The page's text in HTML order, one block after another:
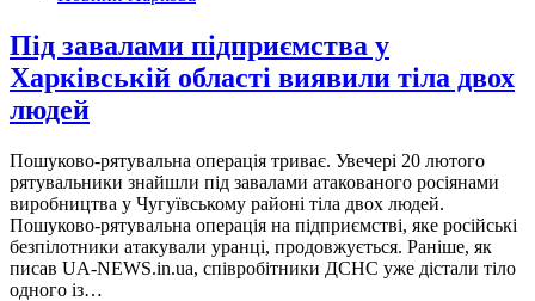
Під завалами підприємства у
Харківській області виявили тіла двох
людей
Пошуково-рятувальна операція триває. Увечері 20 лютого
рятувальники знайшли під завалами атакованого росіянами
виробництва у Чугуївському районі тіла двох людей.
Пошуково-рятувальна операція на підприємстві, яке російські
безпілотники атакували уранці, продовжується. Раніше, як
писав UA-NEWS.in.ua, співробітники ДСНС уже дістали тіло
одного із…